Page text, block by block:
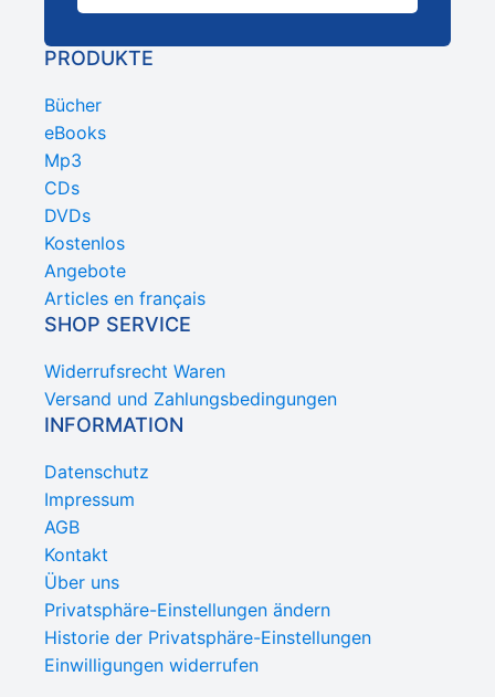
PRODUKTE
Bücher
eBooks
Mp3
CDs
DVDs
Kostenlos
Angebote
Articles en français
SHOP SERVICE
Widerrufsrecht Waren
Versand und Zahlungsbedingungen
INFORMATION
Datenschutz
Impressum
AGB
Kontakt
Über uns
Privatsphäre-Einstellungen ändern
Historie der Privatsphäre-Einstellungen
Einwilligungen widerrufen